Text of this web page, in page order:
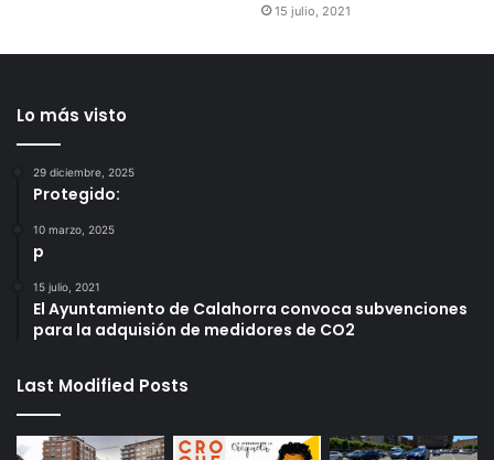
15 julio, 2021
Lo más visto
29 diciembre, 2025
Protegido:
10 marzo, 2025
p
15 julio, 2021
El Ayuntamiento de Calahorra convoca subvenciones
para la adquisión de medidores de CO2
Last Modified Posts